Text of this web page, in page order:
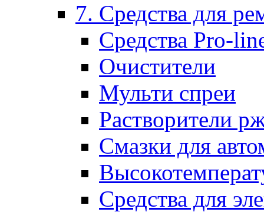
7. Средства для
Средства Pro-
Очистители
Мульти спреи
Растворители
Смазки для
Средства для